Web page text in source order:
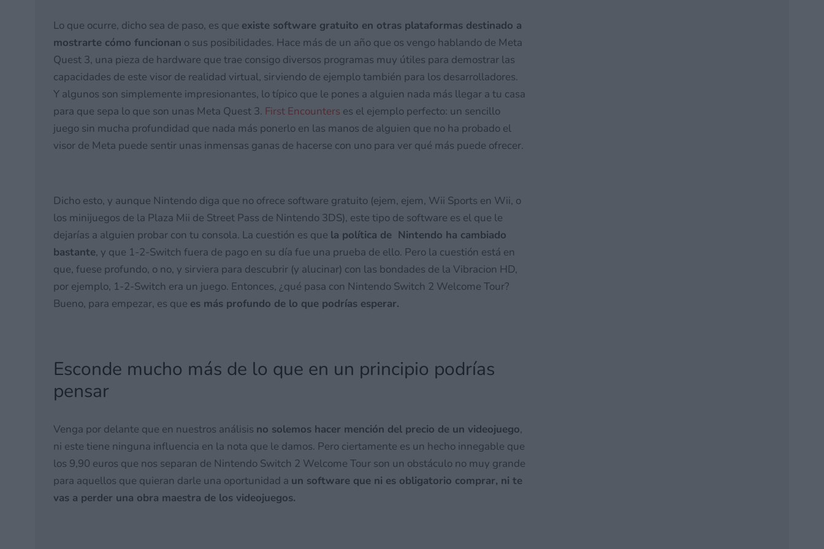
Lo que ocurre, dicho sea de paso, es que existe software gratuito en otras plataformas destinado a
mostrarte cómo funcionan o sus posibilidades. Hace más de un año que os vengo hablando de Meta
Quest 3, una pieza de hardware que trae consigo diversos programas muy útiles para demostrar las
capacidades de este visor de realidad virtual, sirviendo de ejemplo también para los desarrolladores.
Y algunos son simplemente impresionantes, lo típico que le pones a alguien nada más llegar a tu casa
para que sepa lo que son unas Meta Quest 3. First Encounters es el ejemplo perfecto: un sencillo
juego sin mucha profundidad que nada más ponerlo en las manos de alguien que no ha probado el
visor de Meta puede sentir unas inmensas ganas de hacerse con uno para ver qué más puede ofrecer.
Dicho esto, y aunque Nintendo diga que no ofrece software gratuito (ejem, ejem, Wii Sports en Wii, o
los minijuegos de la Plaza Mii de Street Pass de Nintendo 3DS), este tipo de software es el que le
dejarías a alguien probar con tu consola. La cuestión es que la política de Nintendo ha cambiado
bastante, y que 1-2-Switch fuera de pago en su día fue una prueba de ello. Pero la cuestión está en
que, fuese profundo, o no, y sirviera para descubrir (y alucinar) con las bondades de la Vibracion HD,
por ejemplo, 1-2-Switch era un juego. Entonces, ¿qué pasa con Nintendo Switch 2 Welcome Tour?
Bueno, para empezar, es que es más profundo de lo que podrías esperar.
Esconde mucho más de lo que en un principio podrías
pensar
Venga por delante que en nuestros análisis no solemos hacer mención del precio de un videojuego,
ni este tiene ninguna influencia en la nota que le damos. Pero ciertamente es un hecho innegable que
los 9,90 euros que nos separan de Nintendo Switch 2 Welcome Tour son un obstáculo no muy grande
para aquellos que quieran darle una oportunidad a un software que ni es obligatorio comprar, ni te
vas a perder una obra maestra de los videojuegos.